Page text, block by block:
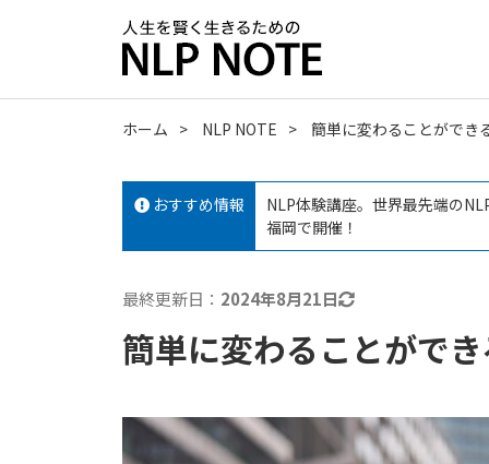
ホーム NLP NOTE 簡単に変わることができ
おすすめ情報
NLP体験講座。世界最先端の
福岡で開催！
最終更新日： 2024年8月21日
簡単に変わることがで